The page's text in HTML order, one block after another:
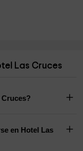
Las Cruces
en Hotel Las